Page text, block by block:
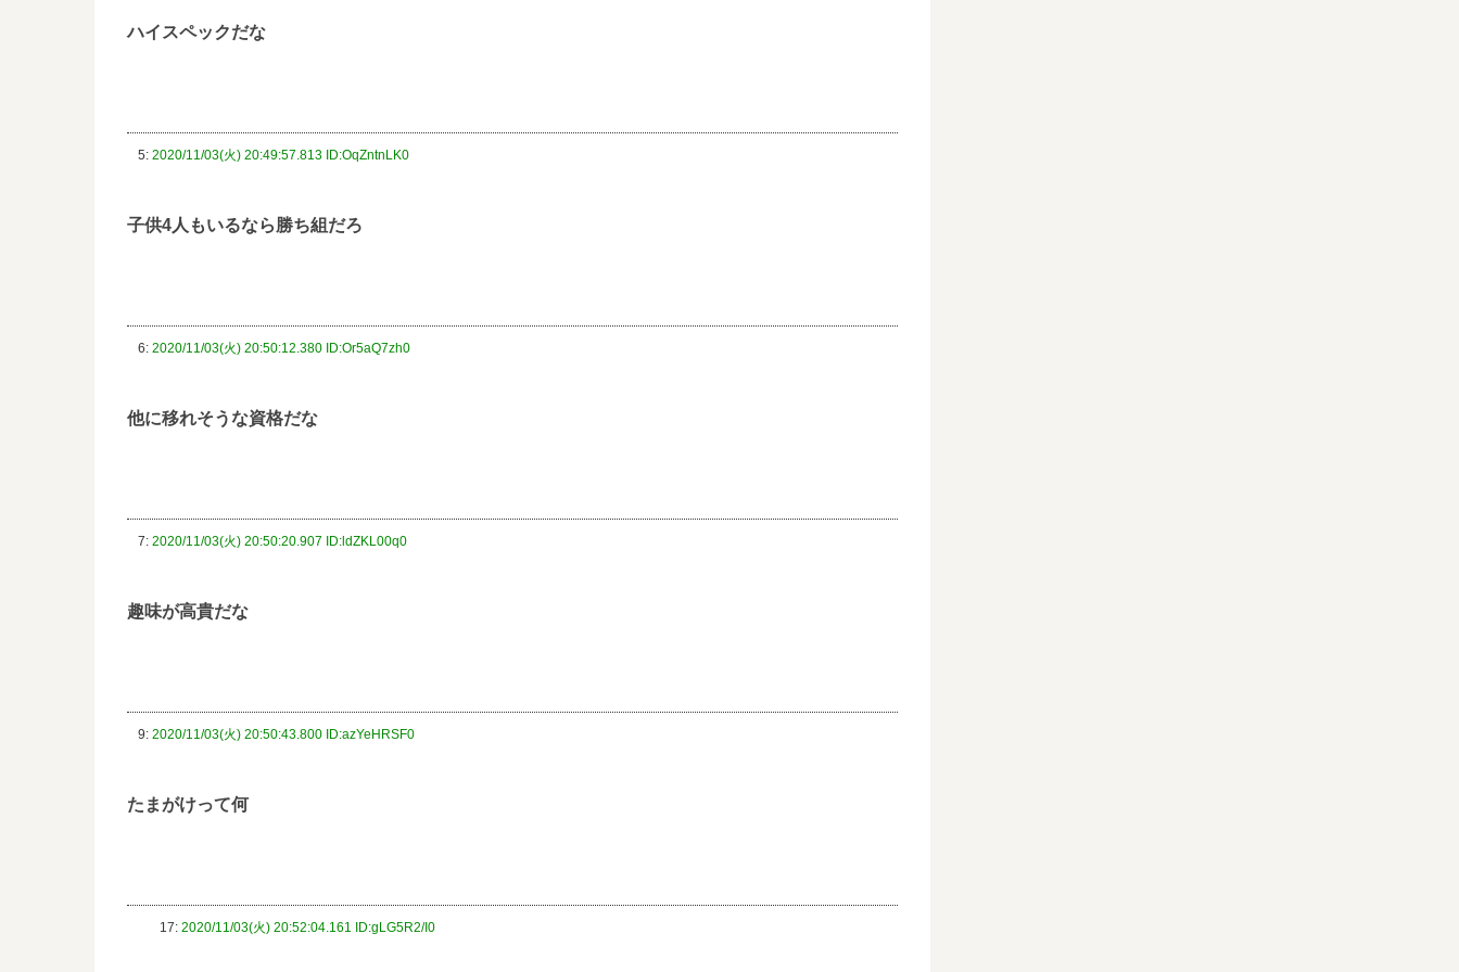
ハイスペックだな
5: 2020/11/03(火) 20:49:57.813 ID:OqZntnLK0
子供4人もいるなら勝ち組だろ
6: 2020/11/03(火) 20:50:12.380 ID:Or5aQ7zh0
他に移れそうな資格だな
7: 2020/11/03(火) 20:50:20.907 ID:ldZKL00q0
趣味が高貴だな
9: 2020/11/03(火) 20:50:43.800 ID:azYeHRSF0
たまがけって何
17: 2020/11/03(火) 20:52:04.161 ID:gLG5R2/I0